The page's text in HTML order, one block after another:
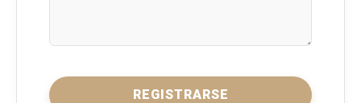
REGISTRARSE